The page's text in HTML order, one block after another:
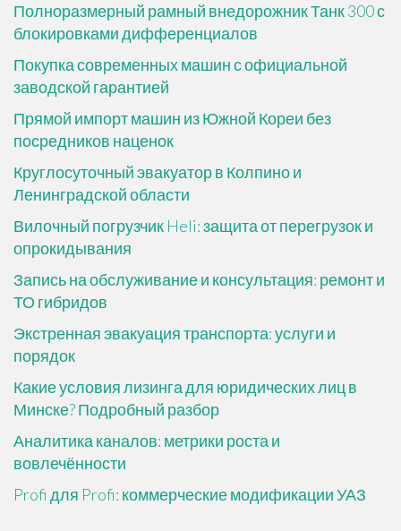
Полноразмерный рамный внедорожник Танк 300 с
блокировками дифференциалов
Покупка современных машин с официальной
заводской гарантией
Прямой импорт машин из Южной Кореи без
посредников наценок
Круглосуточный эвакуатор в Колпино и
Ленинградской области
Вилочный погрузчик Heli: защита от перегрузок и
опрокидывания
Запись на обслуживание и консультация: ремонт и
ТО гибридов
Экстренная эвакуация транспорта: услуги и
порядок
Какие условия лизинга для юридических лиц в
Минске? Подробный разбор
Аналитика каналов: метрики роста и
вовлечённости
Profi для Profi: коммерческие модификации УАЗ